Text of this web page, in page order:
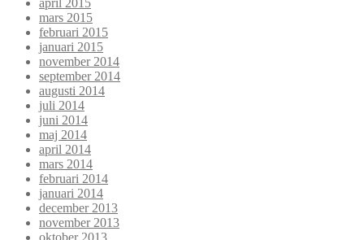
mars 2015
februari 2015
januari 2015
november 2014
september 2014
augusti 2014
juli 2014
juni 2014
maj 2014
april 2014
mars 2014
februari 2014
januari 2014
december 2013
november 2013
oktober 2013